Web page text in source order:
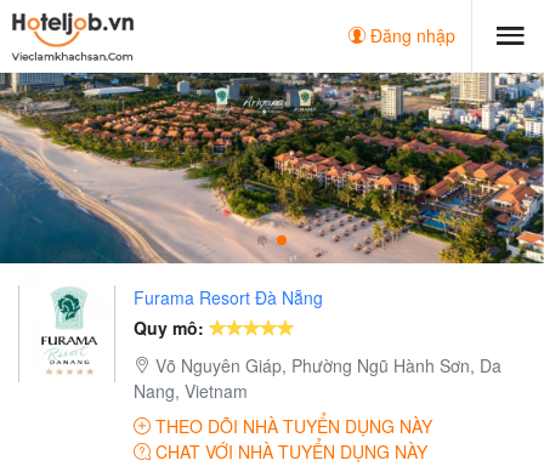
Đăng nhập
Furama Resort Đà Nẵng
Quy mô:
Võ Nguyên Giáp, Phường Ngũ Hành Sơn, Da
Nang, Vietnam
THEO DÕI NHÀ TUYỂN DỤNG NÀY
CHAT VỚI NHÀ TUYỂN DỤNG NÀY